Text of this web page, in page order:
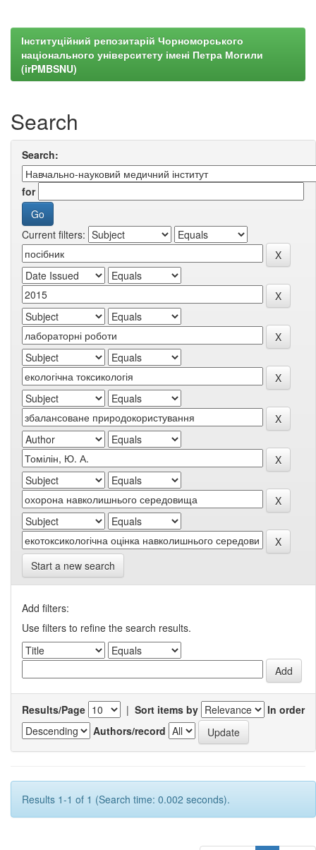
Інституційний репозитарій Чорноморського
національного університету імені Петра Могили
(irPMBSNU)
Search
Search:
for
Current filters:
Start a new search
Add filters:
Use filters to refine the search results.
Results/Page | Sort items by
In order
Authors/record
Results 1-1 of 1 (Search time: 0.002 seconds).